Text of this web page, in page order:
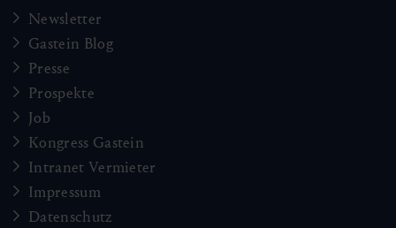
Newsletter
Gastein Blog
Presse
Prospekte
Job
Kongress Gastein
Intranet Vermieter
Impressum
Datenschutz